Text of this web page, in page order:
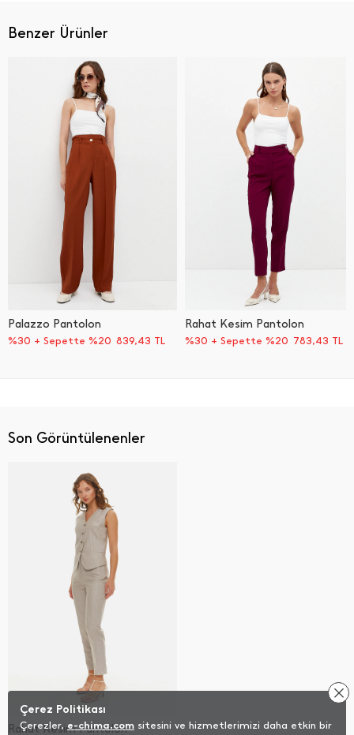
Benzer Ürünler
Palazzo Pantolon
%30 + Sepette %20 839,43 TL
Rahat Kesim Pantolon
%30 + Sepette %20 783,43 TL
Son Görüntülenenler
Rahat Kesim Pantolon
Çerez Politikası
Çerezler,e-chima.com sitesini ve hizmetlerimizi daha etkin bir